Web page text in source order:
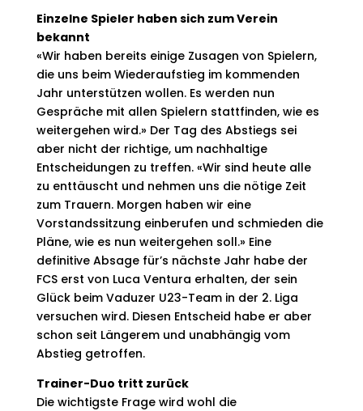
Einzelne Spieler haben sich zum Verein
bekannt
«Wir haben bereits einige Zusagen von Spielern,
die uns beim Wiederaufstieg im kommenden
Jahr unterstützen wollen. Es werden nun
Gespräche mit allen Spielern stattfinden, wie es
weitergehen wird.» Der Tag des Abstiegs sei
aber nicht der richtige, um nachhaltige
Entscheidungen zu treffen. «Wir sind heute alle
zu enttäuscht und nehmen uns die nötige Zeit
zum Trauern. Morgen haben wir eine
Vorstandssitzung einberufen und schmieden die
Pläne, wie es nun weitergehen soll.» Eine
definitive Absage für’s nächste Jahr habe der
FCS erst von Luca Ventura erhalten, der sein
Glück beim Vaduzer U23-Team in der 2. Liga
versuchen wird. Diesen Entscheid habe er aber
schon seit Längerem und unabhängig vom
Abstieg getroffen.
Trainer-Duo tritt zurück
Die wichtigste Frage wird wohl die